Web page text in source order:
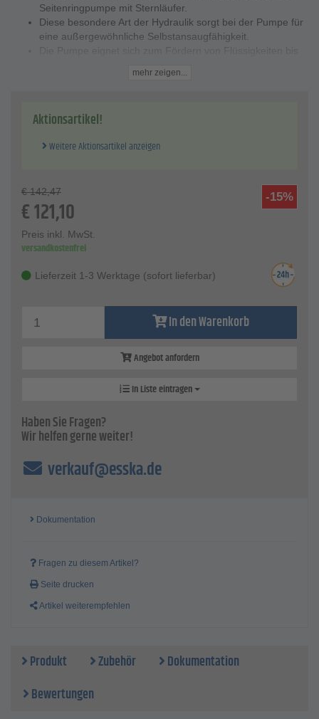
Seitenringpumpe mit Sternläufer.
Diese besondere Art der Hydraulik sorgt bei der Pumpe für
eine außergewöhnliche Selbstansaugfähigkeit.
Förderhöhe - 20 m
Anschluss- Ø - 20 mm
mehr zeigen...
Aktionsartikel!
Weitere Aktionsartikel anzeigen
-15%
€ 142,47
€121,10
Preis inkl. MwSt.
versandkostenfrei
Lieferzeit 1-3 Werktage (sofort lieferbar)
In den Warenkorb
Angebot anfordern
In Liste eintragen
Haben Sie Fragen?
Wir helfen gerne weiter!
verkauf@esska.de
Dokumentation
Fragen zu diesem Artikel?
Seite drucken
Artikel weiterempfehlen
Produkt Zubehör
Dokumentation
Bewertungen